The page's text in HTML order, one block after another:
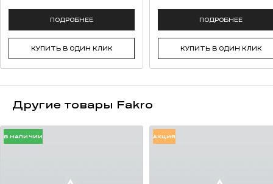
ПОДРОБНЕЕ
КУПИТЬ В ОДИН КЛИК
ПОДРОБНЕЕ
КУПИТЬ В ОДИН КЛИК
Другие товары Fakro
В НАЛИЧИИ АКЦИЯ